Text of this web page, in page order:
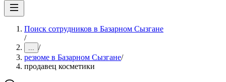
Поиск сотрудников в Базарном Сызгане
/
... /
резюме в Базарном Сызгане/
продавец косметики